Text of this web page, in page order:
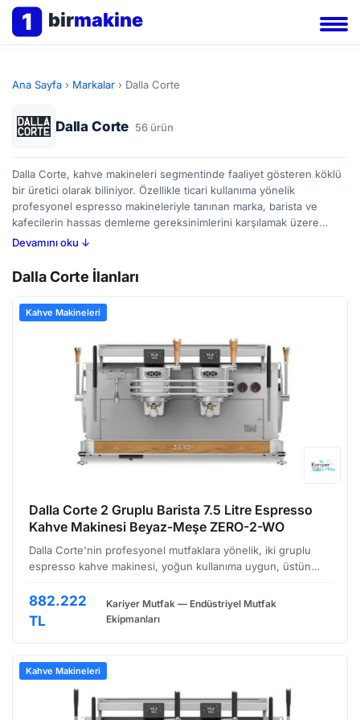
1 birmakine
Ana Sayfa › Markalar › Dalla Corte
Dalla Corte 56 ürün
Dalla Corte, kahve makineleri segmentinde faaliyet gösteren köklü
bir üretici olarak biliniyor. Özellikle ticari kullanıma yönelik
profesyonel espresso makineleriyle tanınan marka, barista ve
kafecilerin hassas demleme gereksinimlerini karşılamak üzere
tasarlanmış ekipmanlar sunuyor. Dalla Corte makineleri genellikle
ve sıcaklık kontrolü gibi özellikleriyle dikkat çekiyor. Bu tür
makinelerin seçimi, demleme istikrarı, su basıncı ve kullanım
kolaylığı gibi faktörlere bağlı olabilir. Eğer yeni veya ikinci el
profesyonel kahve makinesi arayışındaysanız, Dalla Corte ilanlarına
karşılaştırabilirsiniz; 56 adet ilan mevcut durumda.
Devamını oku ↓
Dalla Corte İlanları
Kahve Makineleri
Dalla Corte 2 Gruplu Barista 7.5 Litre Espresso
Kahve Makinesi Beyaz-Meşe ZERO-2-WO
Dalla Corte'nin profesyonel mutfaklara yönelik, iki gruplu
espresso kahve makinesi, yoğun kullanıma uygun, üstün
gövde ve meşe detaylarıyla şık bir görünüm sunan b…
882.222
TL
Kariyer Mutfak — Endüstriyel Mutfak
Ekipmanları
Kahve Makineleri